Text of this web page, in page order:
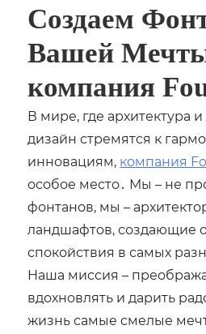
Создаем
Вашей
компания
В мире, где архитектура
дизайн стремятся к
инновациям, компания
особое место․ Мы – не
фонтанов, мы –
ландшафтов, создающие
спокойствия в самых
Наша миссия –
вдохновлять и дарить
жизнь самые смелые